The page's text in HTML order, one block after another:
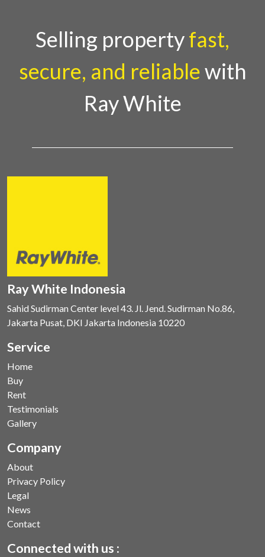
Selling propertyfast,
secure, and reliablewith
Ray White
Ray White Indonesia
Sahid Sudirman Center level 43. Jl. Jend. Sudirman No.86,
Jakarta Pusat, DKI Jakarta Indonesia 10220
Service
Home
Buy
Rent
Testimonials
Gallery
Company
About
Privacy Policy
Legal
News
Contact
Connected with us :